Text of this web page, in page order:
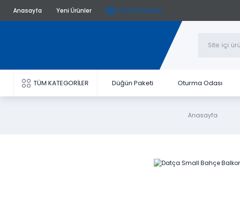
Anasayfa Yeni Ürünler Destek Merkezi
TÜM KATEGORİLER Düğün Paketi Oturma Odası
Anasayfa